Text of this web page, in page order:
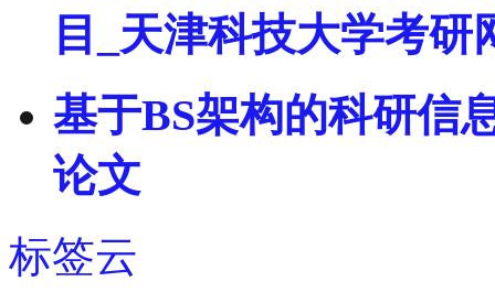
目_天津科技大学考研
基于BS架构的科研信
论文
标签云